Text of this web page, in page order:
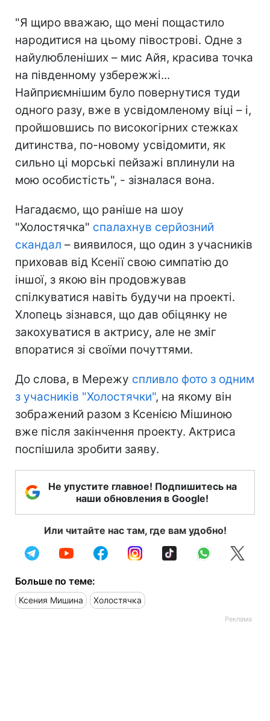
"Я щиро вважаю, що мені пощастило
народитися на цьому півострові. Одне з
найулюбленіших – мис Айя, красива точка
на південному узбережжі...
Найприємнішим було повернутися туди
одного разу, вже в усвідомленому віці – і,
пройшовшись по високогірних стежках
дитинства, по-новому усвідомити, як
сильно ці морські пейзажі вплинули на
мою особистість", - зізналася вона.
Нагадаємо, що раніше на шоу
"Холостячка" спалахнув серйозний
скандал – виявилося, що один з учасників
приховав від Ксенії свою симпатію до
іншої, з якою він продовжував
спілкуватися навіть будучи на проекті.
Хлопець зізнався, що дав обіцянку не
закохуватися в актрису, але не зміг
впоратися зі своїми почуттями.
До слова, в Мережу спливло фото з одним
з учасників "Холостячки", на якому він
зображений разом з Ксенією Мішиною
вже після закінчення проекту. Актриса
поспішила зробити заяву.
Не упустите главное! Подпишитесь на
наши обновления в Google!
Или читайте нас там, где вам удобно!
Больше по теме:
Ксения Мишина Холостячка